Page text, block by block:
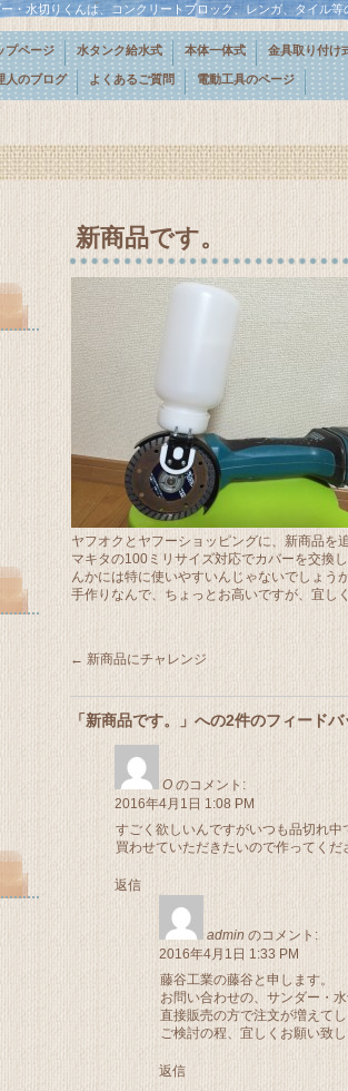
・水切りくんは、コンクリートブロック、レンガ、タイル
プページ 水タンク給水式 本体一体式 金具取り付け
人のブログ よくあるご質問 電動工具のページ
新商品です。
ヤフオクとヤフーショッピングに、新商品を
マキタの100ミリサイズ対応でカバーを交換
んかには特に使いやすいんじゃないでしょう
手作りなんで、ちょっとお高いですが、宜し
← 新商品にチャレンジ
「 新商品です。 」への2件のフィードバ
O のコメント:
2016年4月1日 1:08 PM
すごく欲しいんですがいつも品切れ中
買わせていただきたいので作ってくだ
返信
admin のコメント:
2016年4月1日 1:33 PM
藤谷工業の藤谷と申します。
お問い合わせの、サンダー・
直接販売の方で注文が増えて
ご検討の程、宜しくお願い致し
返信